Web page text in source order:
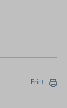
Print